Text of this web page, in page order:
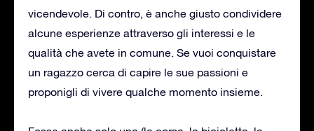
vicendevole. Di contro, è anche giusto condividere
alcune esperienze attraverso gli interessi e le
qualità che avete in comune. Se vuoi conquistare
un ragazzo cerca di capire le sue passioni e
proponigli di vivere qualche momento insieme.